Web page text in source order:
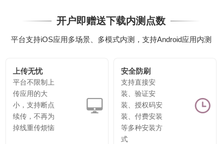
开户即赠送下载内测点数
平台支持iOS应用多场景、多模式内测，支持Android应用内测
上传无忧
平台不限制上
传应用的大
小，支持断点
续传，不再为
掉线重传烦恼
安全防刷
支持直接安
装、验证安
装、授权码安
装、付费安装
等多种安装方
式